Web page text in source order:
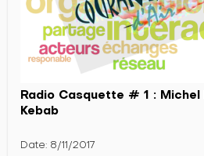
Radio Casquette # 1 :
Kebab
Date: 8/11/2017